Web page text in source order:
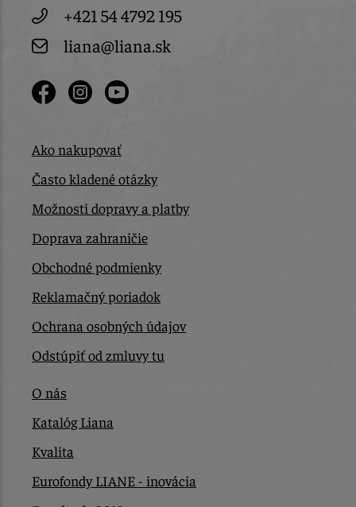
+421 54 4792 195
liana@liana.sk
Ako nakupovať
Často kladené otázky
Možnosti dopravy a platby
Doprava zahraničie
Obchodné podmienky
Reklamačný poriadok
Ochrana osobných údajov
Odstúpiť od zmluvy tu
O nás
Katalóg Liana
Kvalita
Eurofondy LIANE - inovácia